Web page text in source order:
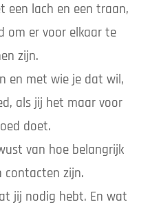
een lach en een traan,
om er voor elkaar te
zijn.
en met wie je dat wil,
als jij het maar voor
doet.
van hoe belangrijk
contacten zijn.
jij nodig hebt. En wat